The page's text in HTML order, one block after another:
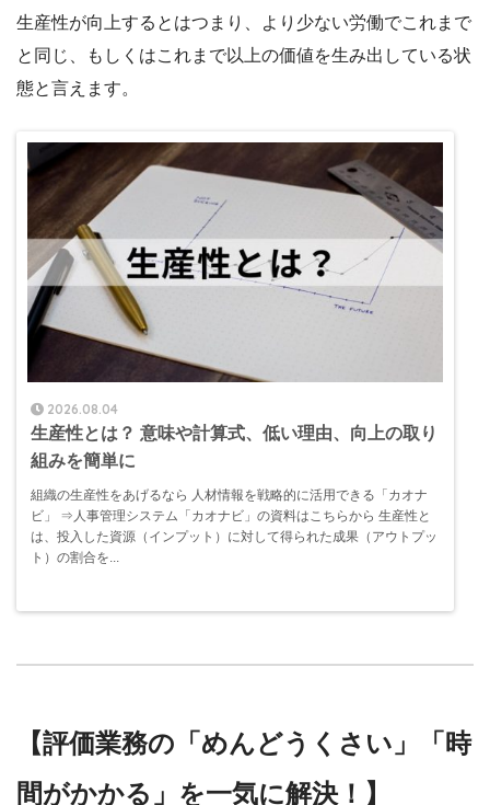
生産性が向上するとはつまり、より少ない労働でこれまで
と同じ、もしくはこれまで以上の価値を生み出している状
態と言えます。
2026.08.04
生産性とは？ 意味や計算式、低い理由、向上の取り
組みを簡単に
組織の生産性をあげるなら 人材情報を戦略的に活用できる「カオナ
ビ」 ⇒人事管理システム「カオナビ」の資料はこちらから 生産性と
は、投入した資源（インプット）に対して得られた成果（アウトプッ
ト）の割合を...
【評価業務の「めんどうくさい」「時
間がかかる」を一気に解決！】